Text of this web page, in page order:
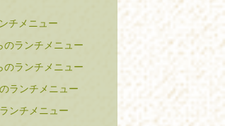
チメニュー
のランチメニュー
のランチメニュー
ランチメニュー
ンチメニュー